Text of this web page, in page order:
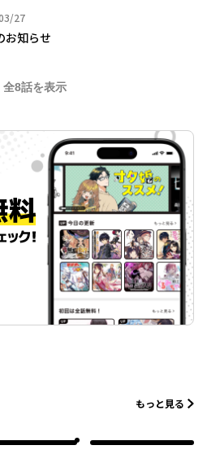
27
月27日
お知らせ
全8話を表示
もっと見る